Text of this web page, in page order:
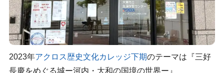
2023年アクロス歴史文化カレッジ下期のテーマは『三好
長慶をめぐる城ー河内・大和の国境の世界ー』